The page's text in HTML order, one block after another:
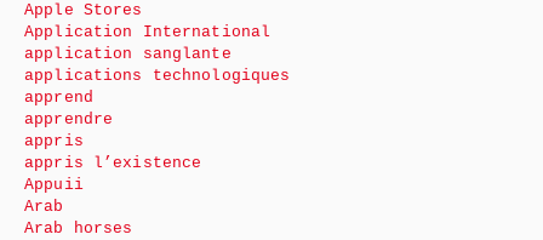
Apple Stores
Application International
application sanglante
applications technologiques
apprend
apprendre
appris
appris l’existence
Appuii
Arab
Arab horses